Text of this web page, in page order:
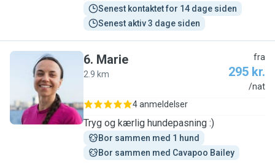
Senest kontaktet for 14 dage siden
Senest aktiv 3 dage siden
M
6. Marie
2.9 km
fra
295 kr.
/nat
4 anmeldelser
Tryg og kærlig hundepasning :)
Bor sammen med 1 hund
Bor sammen med Cavapoo Bailey